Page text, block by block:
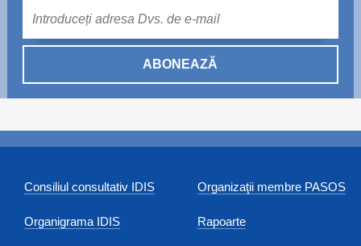
ABONEAZĂ
Consiliul consultativ IDIS
Organigrama IDIS
Organizaţii membre PASOS
Rapoarte